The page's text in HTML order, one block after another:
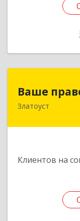
Ваше
Златоуст
Клиентов на